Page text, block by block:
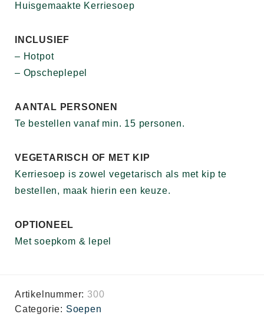
Huisgemaakte Kerriesoep
INCLUSIEF
– Hotpot
– Opscheplepel
AANTAL PERSONEN
Te bestellen vanaf min. 15 personen.
VEGETARISCH OF MET KIP
Kerriesoep is zowel vegetarisch als met kip te
bestellen, maak hierin een keuze.
OPTIONEEL
Met soepkom & lepel
Artikelnummer: 300
Categorie: Soepen